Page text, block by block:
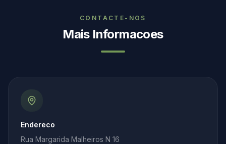
CONTACTE-NOS
Mais Informacoes
Endereco
Rua Margarida Malheiros N 16